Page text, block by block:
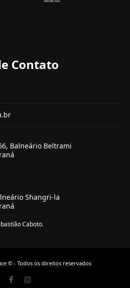
Contato
Balneário Beltrami
Shangri-la
Caboto.
© - Todos os direitos reservados